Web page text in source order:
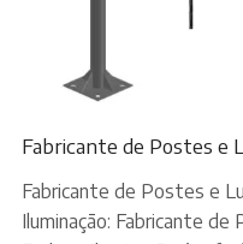
Fabricante de Postes e
Fabricante de Postes e
Iluminação: Fabricante